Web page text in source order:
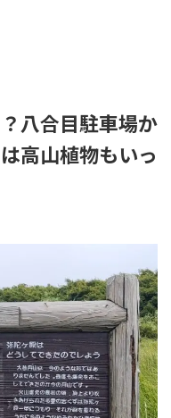
八合目駐車場か
高山植物もいっ